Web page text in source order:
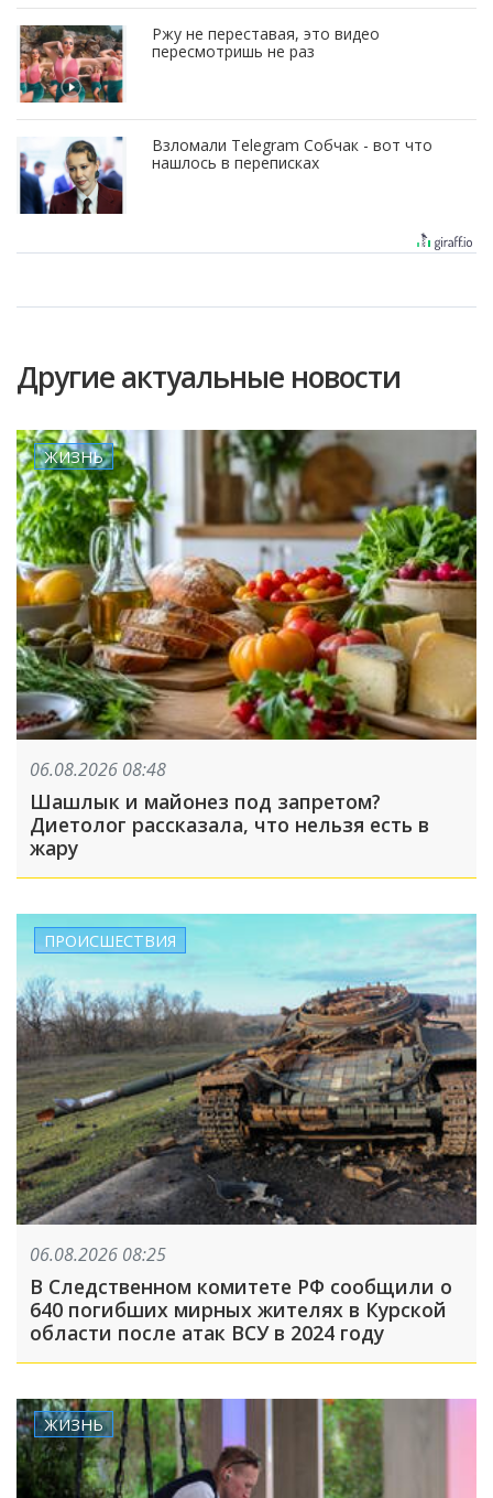
Ржу не переставая, это видео
пересмотришь не раз
Взломали Telegram Собчак - вот что
нашлось в переписках
Другие актуальные новости
ЖИЗНЬ
06.08.2026 08:48
Шашлык и майонез под запретом?
Диетолог рассказала, что нельзя есть в
жару
ПРОИСШЕСТВИЯ
06.08.2026 08:25
В Следственном комитете РФ сообщили о
640 погибших мирных жителях в Курской
области после атак ВСУ в 2024 году
ЖИЗНЬ